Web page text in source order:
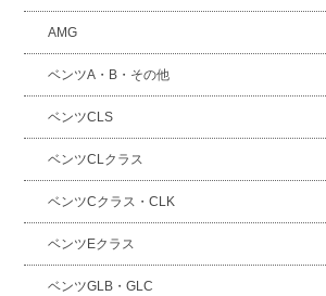
AMG
ベンツA・B・その他
ベンツCLS
ベンツCLクラス
ベンツCクラス・CLK
ベンツEクラス
ベンツGLB・GLC